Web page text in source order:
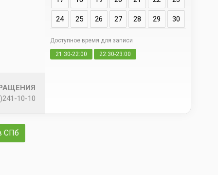
10-10
24 25 26 27 28 29 30
Доступное время для записи
21:30-22:00
22:30-23:00
СПб